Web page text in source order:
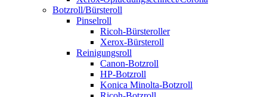
Botzroll/Bürsteroll
Pinselroll
Ricoh-Bürsteroller
Xerox-Bürsteroll
Reinigungsroll
Canon-Botzroll
HP-Botzroll
Konica Minolta-Botzroll